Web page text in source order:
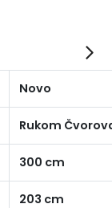
Novo
Rukom
300 cm
203 cm